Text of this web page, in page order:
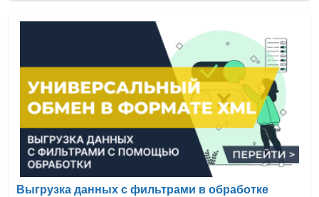
Выгрузка данных с фильтрами в обработке